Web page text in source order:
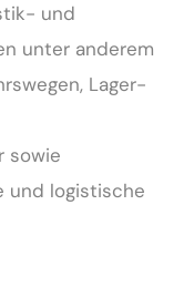
und
unter anderem
Lager-
sowie
und logistische